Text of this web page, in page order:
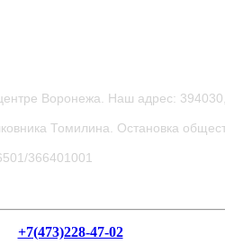
Воронежа. Наш адрес:
Томилина. Остановка
366401001
+7(473)228-47-02